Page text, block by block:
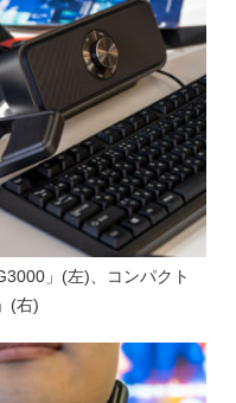
」(左)、コンパクト
(右)